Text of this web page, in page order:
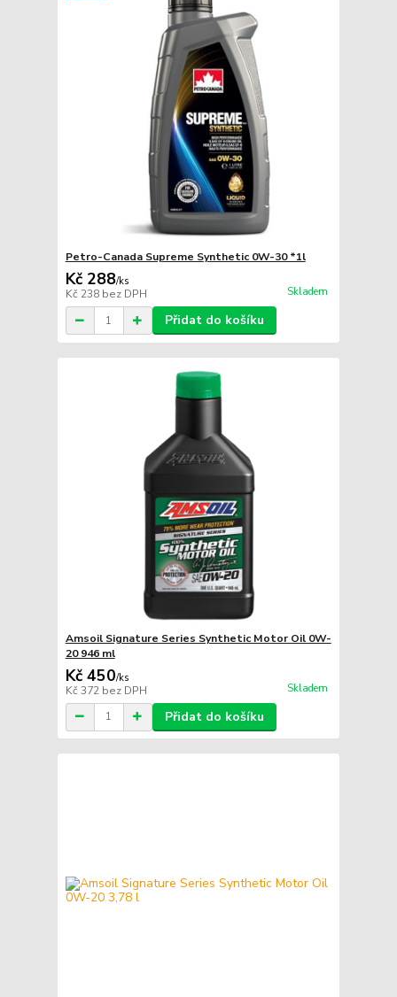
Petro-Canada Supreme Synthetic 0W-30 *1l
Kč 288/ks
Kč 238 bez DPH Skladem
Přidat do košíku
Amsoil Signature Series Synthetic Motor Oil 0W-
20 946 ml
Kč 450/ks
Kč 372 bez DPH Skladem
Přidat do košíku